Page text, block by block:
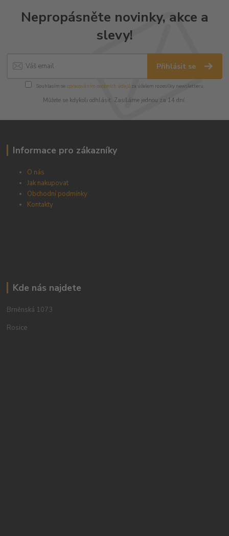
Nepropásněte novinky, akce a
slevy!
Přihlásit se
Souhlasím se zpracováním osobních údajůza účelem rozesílky newsletteru.
Můžete se kdykoli odhlásit. Zasíláme jednou za 14 dní.
Informace pro zákazníky
O nás
Jak nakupovat
Obchodní podmínky
Kontakty
Kde nás najdete
Brněnská 1073
Rosice